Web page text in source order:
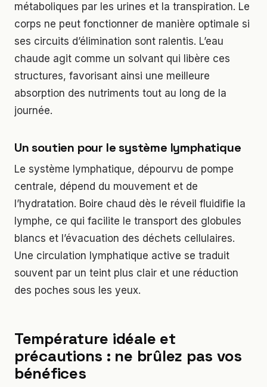
métaboliques par les urines et la transpiration. Le
corps ne peut fonctionner de manière optimale si
ses circuits d’élimination sont ralentis. L’eau
chaude agit comme un solvant qui libère ces
structures, favorisant ainsi une meilleure
absorption des nutriments tout au long de la
journée.
Un soutien pour le système lymphatique
Le système lymphatique, dépourvu de pompe
centrale, dépend du mouvement et de
l’hydratation. Boire chaud dès le réveil fluidifie la
lymphe, ce qui facilite le transport des globules
blancs et l’évacuation des déchets cellulaires.
Une circulation lymphatique active se traduit
souvent par un teint plus clair et une réduction
des poches sous les yeux.
Température idéale et
précautions : ne brûlez pas vos
bénéfices